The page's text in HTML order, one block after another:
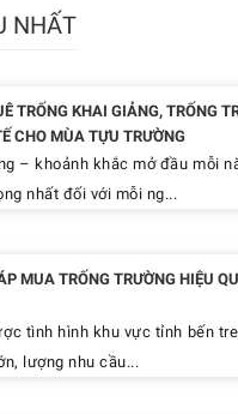
NHẤT
TRỐNG KHAI GIẢNG, TRỐNG
CHO MÙA TỰU TRƯỜNG
– khoảnh khắc mở đầu mỗi
nhất đối với mỗi ng...
MUA TRỐNG TRƯỜNG HIỆU
tình hình khu vực tỉnh bến
lượng nhu cầu...